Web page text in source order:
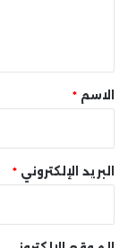
*الاسم *
البريد الإلكتروني *